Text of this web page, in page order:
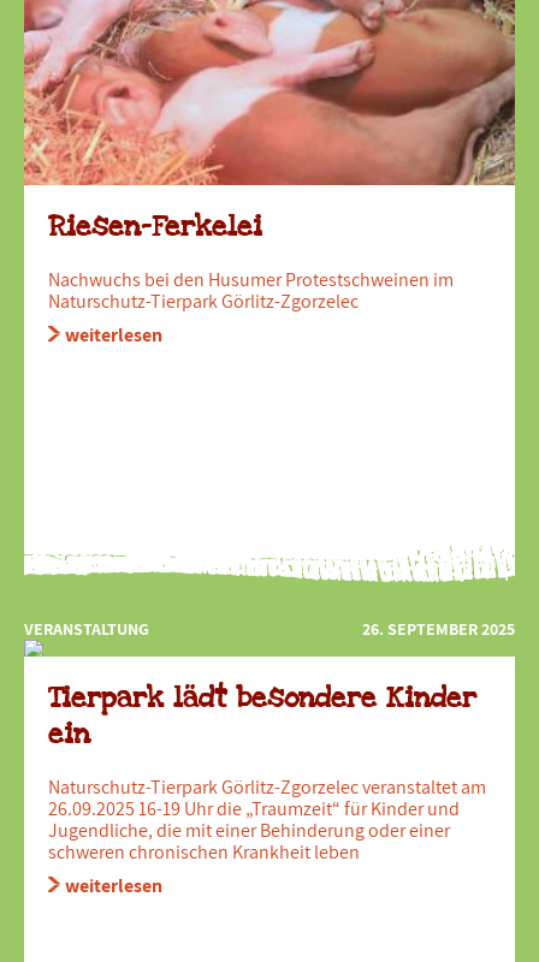
Riesen-Ferkelei
Nachwuchs bei den Husumer Protestschweinen im
Naturschutz-Tierpark Görlitz-Zgorzelec
weiterlesen
VERANSTALTUNG 26. SEPTEMBER 2025
Tierpark lädt besondere Kinder
ein
Naturschutz-Tierpark Görlitz-Zgorzelec veranstaltet am
26.09.2025 16-19 Uhr die „Traumzeit“ für Kinder und
Jugendliche, die mit einer Behinderung oder einer
schweren chronischen Krankheit leben
weiterlesen